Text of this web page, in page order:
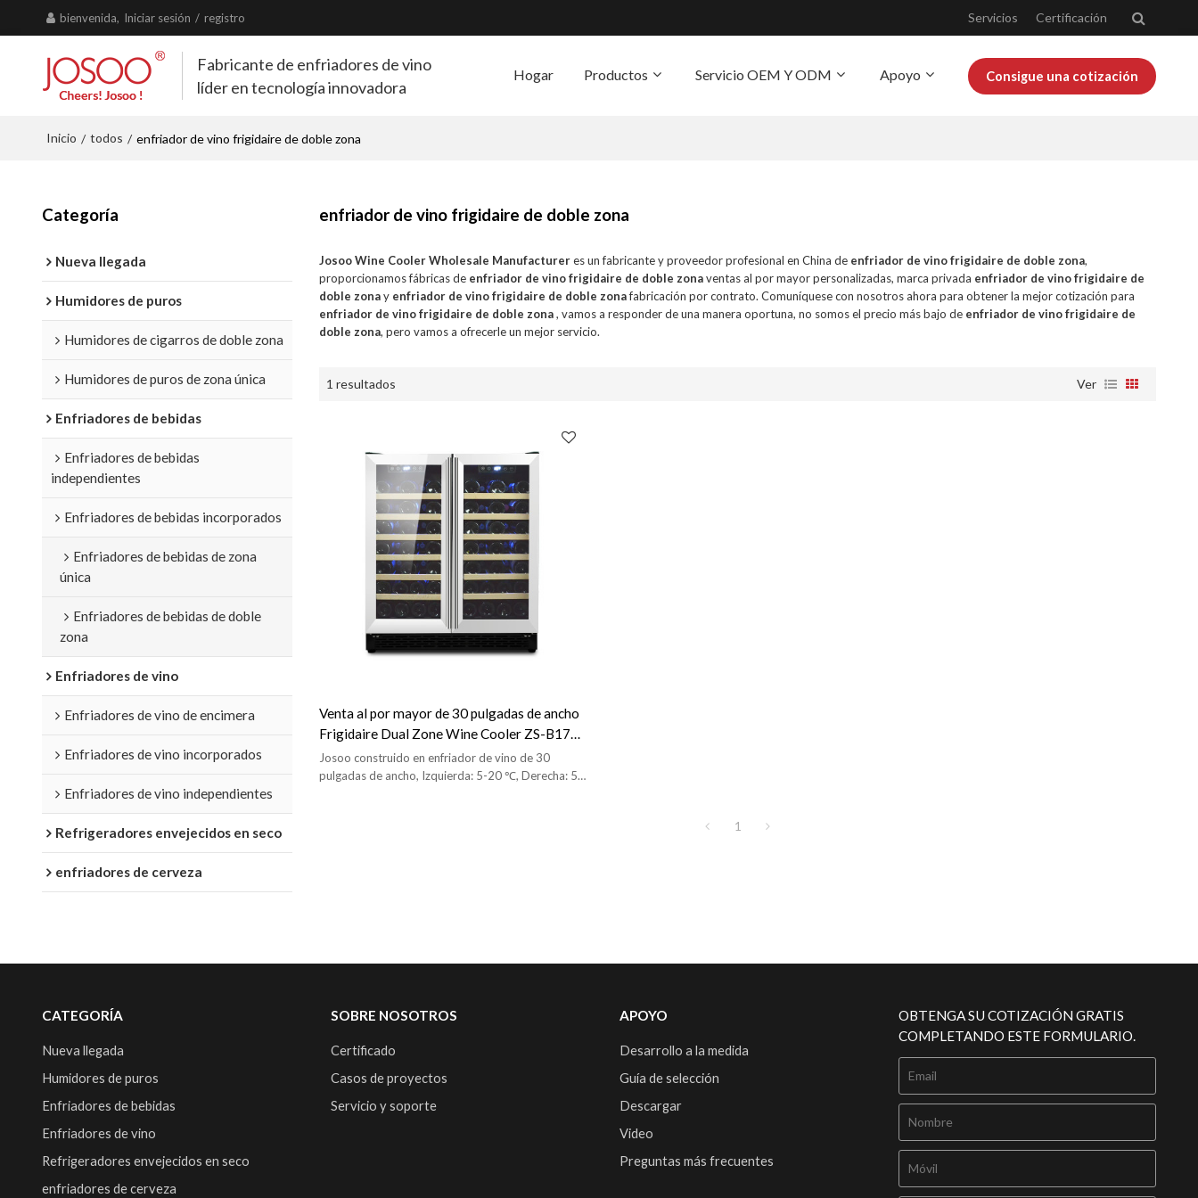
bienvenida, Iniciar sesión / registro Servicios Certificación
Fabricante de enfriadores de vino
líder en tecnología innovadora
Hogar Productos Servicio OEM Y ODM Apoyo Consigue una cotización
Inicio / todos / enfriador de vino frigidaire de doble zona
Categoría
Nueva llegada
Humidores de puros
Humidores de cigarros de doble zona
Humidores de puros de zona única
Enfriadores de bebidas
Enfriadores de bebidas
independientes
Enfriadores de bebidas incorporados
Enfriadores de bebidas de zona
única
Enfriadores de bebidas de doble
zona
Enfriadores de vino
Enfriadores de vino de encimera
Enfriadores de vino incorporados
Enfriadores de vino independientes
Refrigeradores envejecidos en seco
enfriadores de cerveza
enfriador de vino frigidaire de doble zona
Josoo Wine Cooler Wholesale Manufactureres un fabricante y proveedor profesional en China de enfriador de vino frigidaire de doble zona,
proporcionamos fábricas de enfriador de vino frigidaire de doble zonaventas al por mayor personalizadas, marca privada enfriador de vino frigidaire de
doble zonay enfriador de vino frigidaire de doble zonafabricación por contrato. Comuníquese con nosotros ahora para obtener la mejor cotización para
enfriador de vino frigidaire de doble zona, vamos a responder de una manera oportuna, no somos el precio más bajo de enfriador de vino frigidaire de
doble zona, pero vamos a ofrecerle un mejor servicio.
1 resultados Ver
Venta al por mayor de 30 pulgadas de ancho
Frigidaire Dual Zone Wine Cooler ZS-B176
incorporado debajo del mostrador de la
cocina con 12 estantes de madera
Josoo construido en enfriador de vino de 30
pulgadas de ancho, Izquierda: 5-20 ℃, Derecha: 5-
1
CATEGORÍA
Nueva llegada
Humidores de puros
Enfriadores de bebidas
Enfriadores de vino
Refrigeradores envejecidos en seco
enfriadores de cerveza
SOBRE NOSOTROS
Certificado
Casos de proyectos
Servicio y soporte
APOYO
Desarrollo a la medida
Guía de selección
Descargar
Video
Preguntas más frecuentes
OBTENGA SU COTIZACIÓN GRATIS
COMPLETANDO ESTE FORMULARIO.